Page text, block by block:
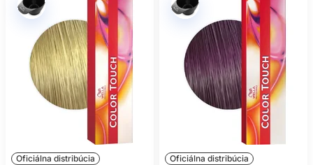
Oficiálna distribúcia Oficiálna distribúcia